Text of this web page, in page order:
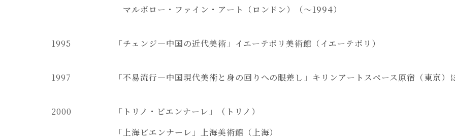
マルボロー・ファイン・アート（ロンドン）（～1994）
1995 「チェンジ―中国の近代美術」イエーテボリ美術館（イエーテボリ）
1997 「不易流行―中国現代美術と身の回りへの眼差し」キリンアートスペース原宿（東京）
2000
「トリノ・ビエンナーレ」（トリノ）
「上海ビエンナーレ」上海美術館（上海）